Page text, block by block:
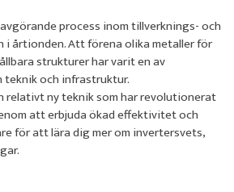
process inom tillverknings- och
årtionden. Att förena olika metaller för
strukturer har varit en av
och infrastruktur.
relativt ny teknik som har revolutionerat
att erbjuda ökad effektivitet och
för att lära dig mer om invertersvets,